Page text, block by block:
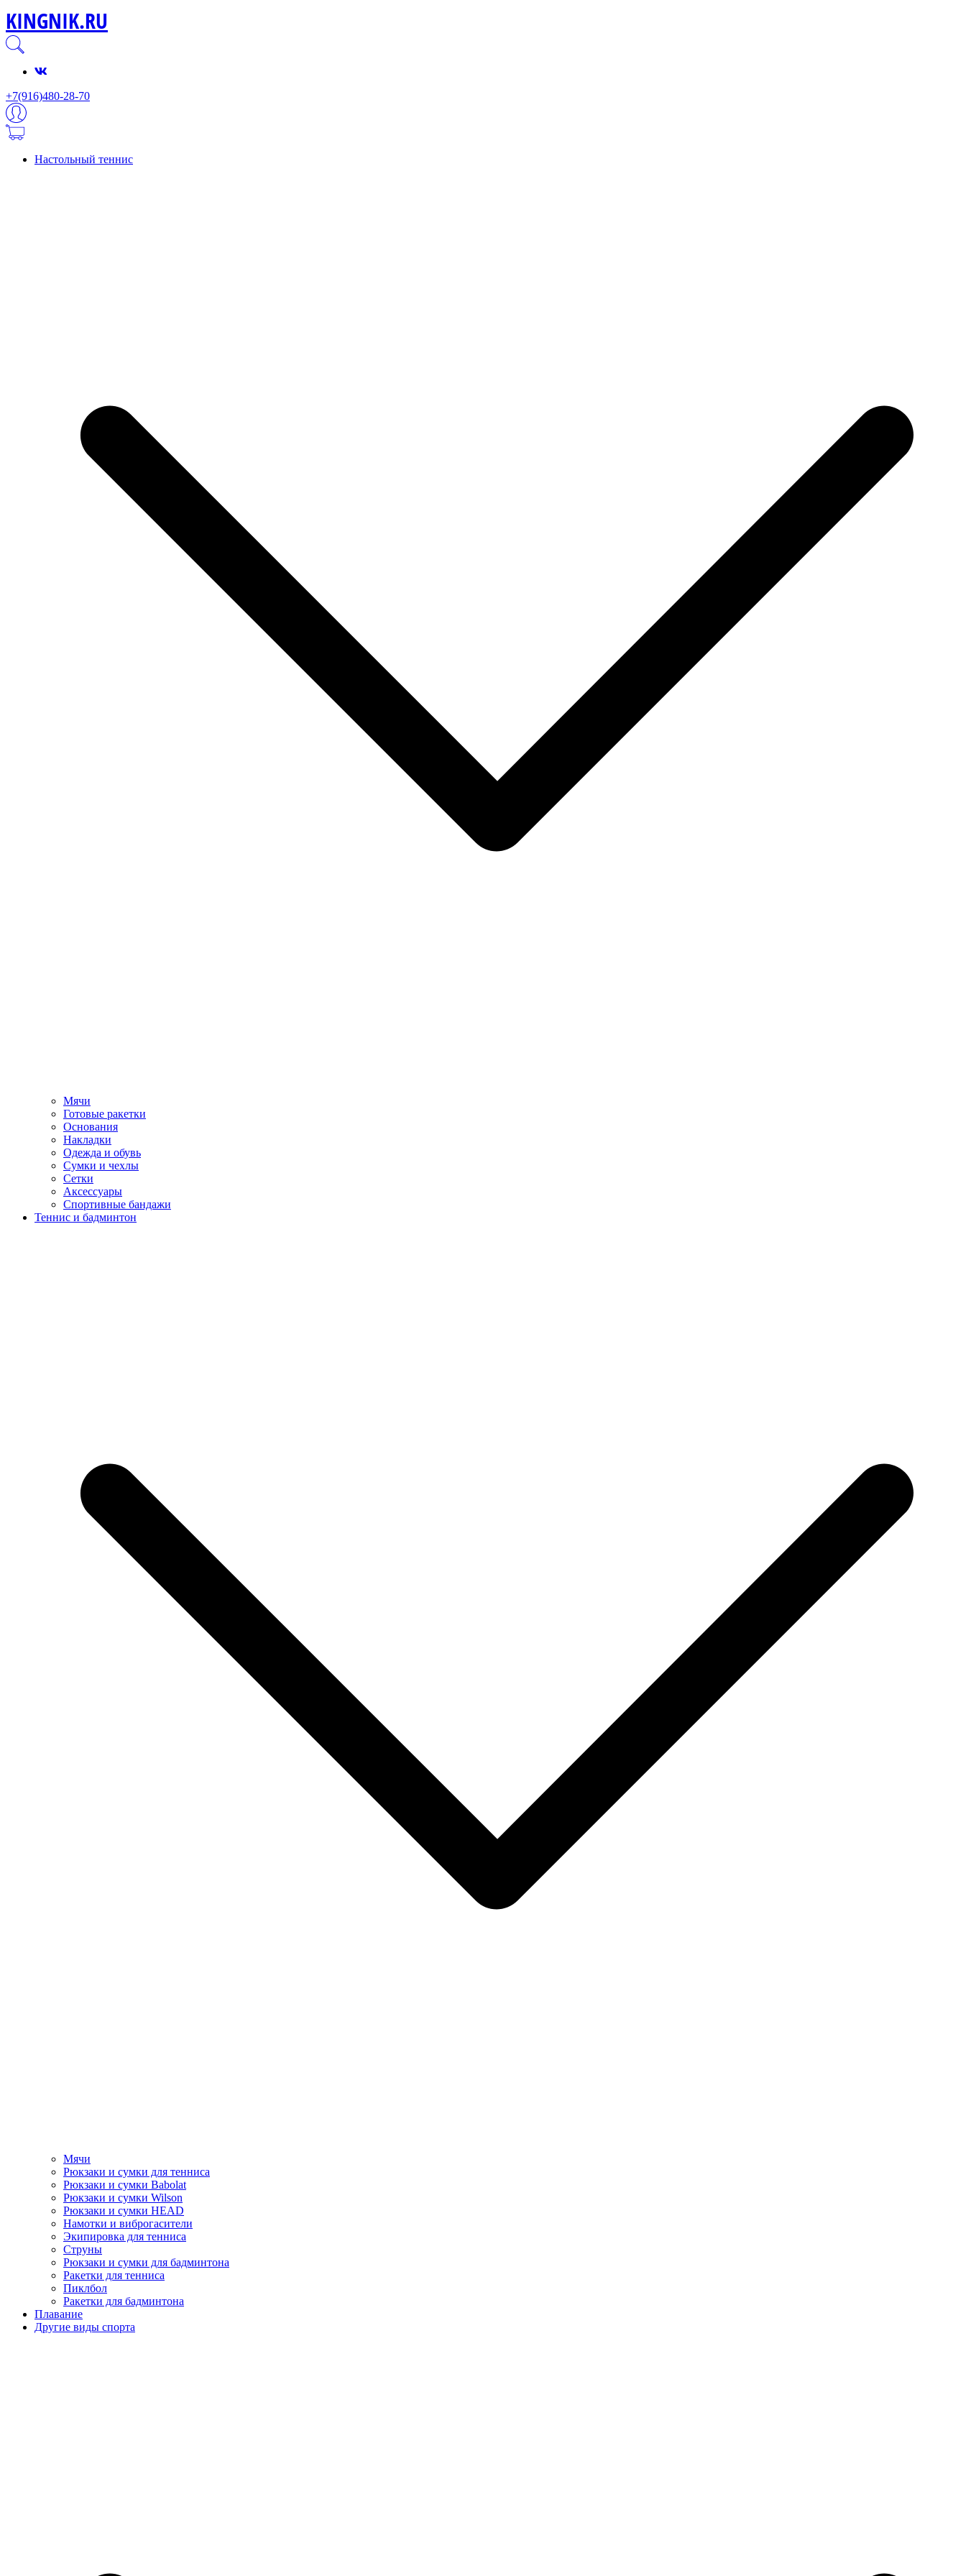
KINGNIK.RU
+7(916)480-28-70
Настольный теннис
Мячи
Готовые ракетки
Основания
Накладки
Одежда и обувь
Сумки и чехлы
Сетки
Аксессуары
Спортивные бандажи
Теннис и бадминтон
Мячи
Рюкзаки и сумки для тенниса
Рюкзаки и сумки Babolat
Рюкзаки и сумки Wilson
Рюкзаки и сумки HEAD
Намотки и виброгасители
Экипировка для тенниса
Струны
Рюкзаки и сумки для бадминтона
Ракетки для тенниса
Пиклбол
Ракетки для бадминтона
Плавание
Другие виды спорта